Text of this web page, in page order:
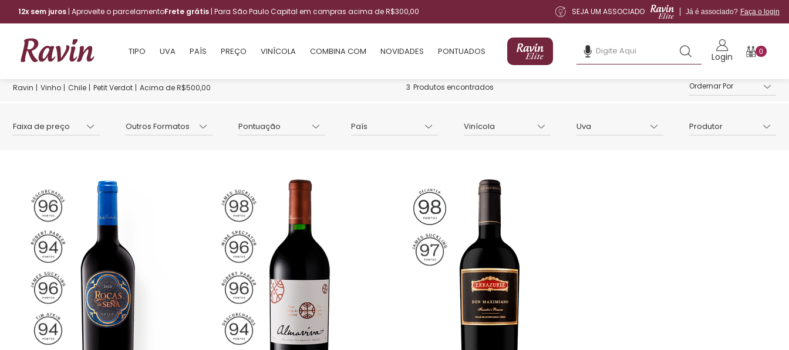
12x sem juros | Aproveite o parcelamentoFrete grátis | Para São Paulo Capital em compras acima de R$300,00 SEJA UM ASSOCIADO Já é associado? Faça o login
TIPO UVA PAÍS PREÇO VINÍCOLA COMBINA COM NOVIDADES PONTUADOS Login 0
Vinho Chile Petit Verdot Acima de R$500,00 3 Produtos encontrados
Faixa de preço Outros Formatos Pontuação País Vinícola Uva Produtor